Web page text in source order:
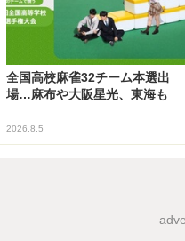
全国高校麻雀32チーム本選出
場…麻布や大阪星光、東海も
2026.8.5